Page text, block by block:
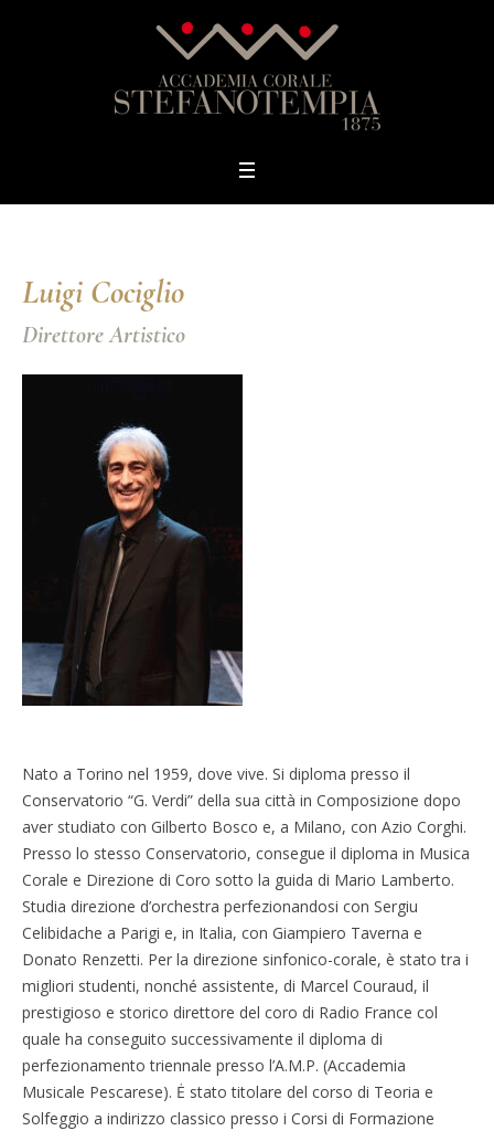
Luigi Cociglio
Direttore Artistico
Nato a Torino nel 1959, dove vive. Si diploma presso il
Conservatorio “G. Verdi” della sua città in Composizione dopo
aver studiato con Gilberto Bosco e, a Milano, con Azio Corghi.
Presso lo stesso Conservatorio, consegue il diploma in Musica
Corale e Direzione di Coro sotto la guida di Mario Lamberto.
Studia direzione d’orchestra perfezionandosi con Sergiu
Celibidache a Parigi e, in Italia, con Giampiero Taverna e
Donato Renzetti. Per la direzione sinfonico-corale, è stato tra i
migliori studenti, nonché assistente, di Marcel Couraud, il
prestigioso e storico direttore del coro di Radio France col
quale ha conseguito successivamente il diploma di
perfezionamento triennale presso l’A.M.P. (Accademia
Musicale Pescarese). Ė stato titolare del corso di Teoria e
Solfeggio a indirizzo classico presso i Corsi di Formazione